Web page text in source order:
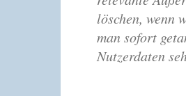
löschen, wenn
man sofort
Nutzerdaten